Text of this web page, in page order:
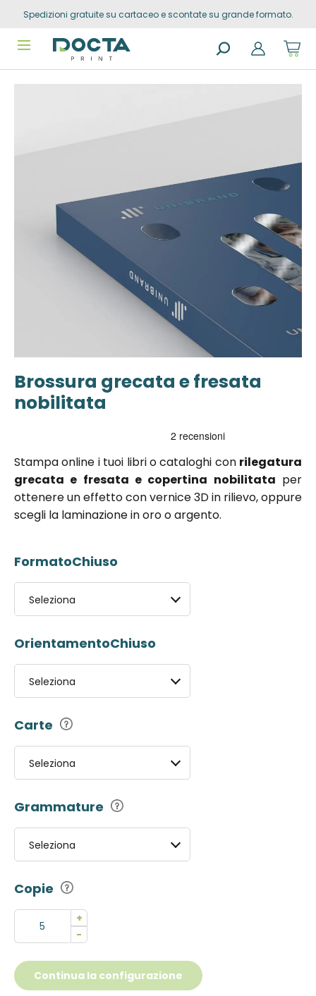
Skip to
Spedizioni gratuite su cartaceo e scontate su grande formato.
Brossura grecata e fresata
nobilitata
Vai
all'inizio
della
Stampa online i tuoi libri o cataloghi con rilegatura
grecata e fresata e copertina nobilitata per
ottenere un effetto con vernice 3D in rilievo, oppure
scegli la laminazione in oro o argento.
FormatoChiuso
Seleziona
OrientamentoChiuso
Seleziona
Carte
Seleziona
Grammature
Seleziona
Copie
+
-
Continua la configurazione